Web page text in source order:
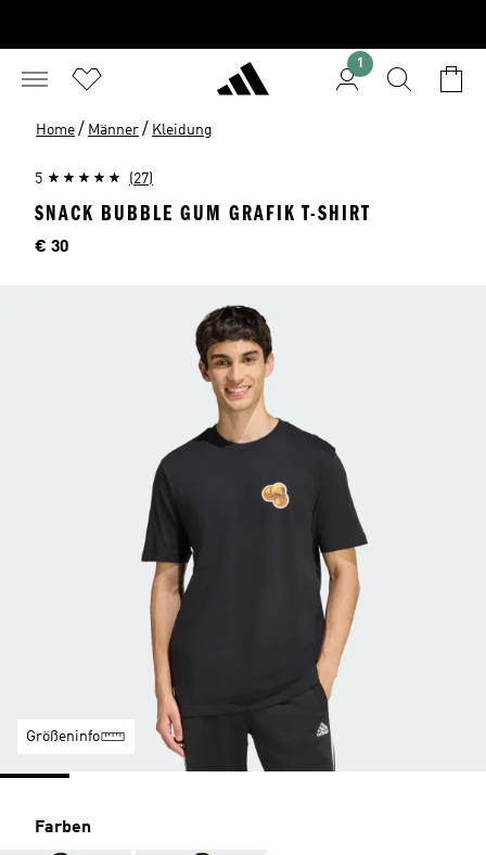
1
Home / Männer / Kleidung
5 (27)
SNACK BUBBLE GUM GRAFIK T-SHIRT
Preis
€ 30
Größeninfo
Farben